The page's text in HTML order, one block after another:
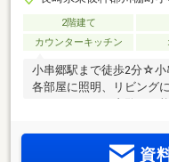
2階建て
カウンターキッチン
小串郷駅まで徒歩2分☆小
各部屋に照明、リビング
ルハウスでのご内覧が可
資